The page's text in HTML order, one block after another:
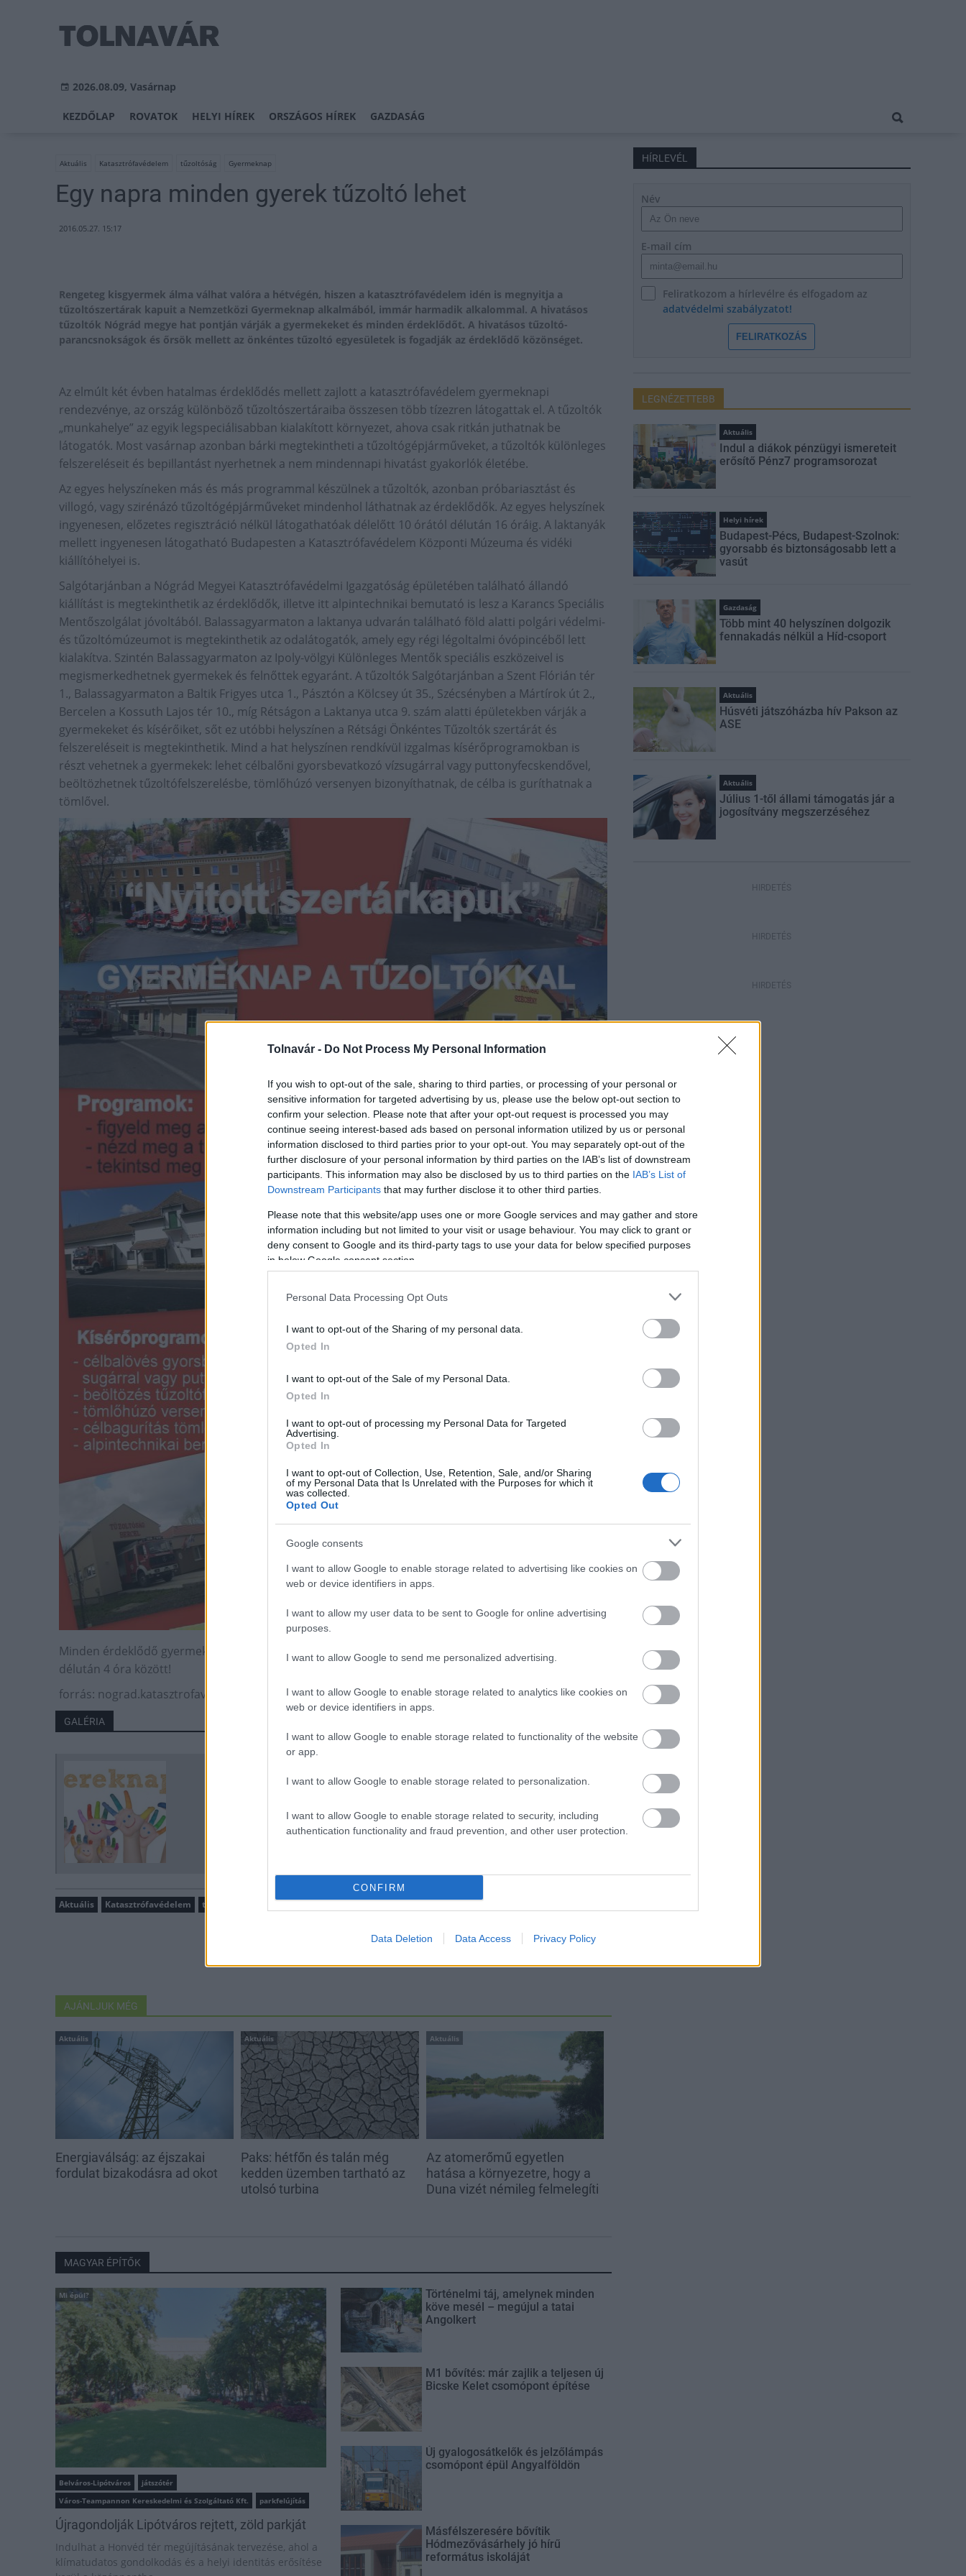
Tolnavár - Do Not Process My Personal Information
If you wish to opt-out of the sale, sharing to third parties, or processing of your personal or
sensitive information for targeted advertising by us, please use the below opt-out section to
confirm your selection. Please note that after your opt-out request is processed you may
continue seeing interest-based ads based on personal information utilized by us or personal
information disclosed to third parties prior to your opt-out. You may separately opt-out of the
further disclosure of your personal information by third parties on the IAB’s list of downstream
participants. This information may also be disclosed by us to third parties on the IAB’s List of
Downstream Participants that may further disclose it to other third parties.
Please note that this website/app uses one or more Google services and may gather and store
information including but not limited to your visit or usage behaviour. You may click to grant or
deny consent to Google and its third-party tags to use your data for below specified purposes
in below Google consent section.
Personal Data Processing Opt Outs
I want to opt-out of the Sharing of my personal data.
Opted In
I want to opt-out of the Sale of my Personal Data.
Opted In
I want to opt-out of processing my Personal Data for Targeted
Advertising.
Opted In
I want to opt-out of Collection, Use, Retention, Sale, and/or Sharing
of my Personal Data that Is Unrelated with the Purposes for which it
was collected.
Opted Out
Google consents
I want to allow Google to enable storage related to advertising like cookies on
web or device identifiers in apps.
I want to allow my user data to be sent to Google for online advertising
purposes.
I want to allow Google to send me personalized advertising.
I want to allow Google to enable storage related to analytics like cookies on
web or device identifiers in apps.
I want to allow Google to enable storage related to functionality of the website
or app.
I want to allow Google to enable storage related to personalization.
I want to allow Google to enable storage related to security, including
authentication functionality and fraud prevention, and other user protection.
CONFIRM
Data Deletion Data Access Privacy Policy
2026.08.09, Vasárnap
KEZDŐLAP ROVATOK HELYI HÍREK ORSZÁGOS HÍREK GAZDASÁG
Aktuális Katasztrófavédelem tűzoltóság Gyermeknap
Egy napra minden gyerek tűzoltó lehet
2016.05.27. 15:17
Rengeteg kisgyermek álma válhat valóra a hétvégén, hiszen a katasztrófavédelem idén is megnyitja a
tűzoltószertárak kapuit a Nemzetközi Gyermeknap alkalmából, immár harmadik alkalommal. A hivatásos
tűzoltók Nógrád megye hat pontján várják a gyermekeket és minden érdeklődőt. A hivatásos tűzoltó-
parancsnokságok és őrsök mellett az önkéntes tűzoltó egyesületek is fogadják az érdeklődő közönséget.
Az elmúlt két évben hatalmas érdeklődés mellett zajlott a katasztrófavédelem gyermeknapi
rendezvénye, az ország különböző tűzoltószertáraiba összesen több tízezren látogattak el. A tűzoltók
„munkahelye” az egyik legspeciálisabban kialakított környezet, ahova csak ritkán juthatnak be
látogatók. Most vasárnap azonban bárki megtekintheti a tűzoltógépjárműveket, a tűzoltók különleges
felszereléseit és bepillantást nyerhetnek a nem mindennapi hivatást gyakorlók életébe.
Az egyes helyszíneken más és más programmal készülnek a tűzoltók, azonban próbariasztást és
villogó, vagy szirénázó tűzoltógépjárműveket mindenhol láthatnak az érdeklődők. Az egyes helyszínek
ingyenesen, előzetes regisztráció nélkül látogathatóak délelőtt 10 órától délután 16 óráig. A laktanyák
mellett ingyenesen látogatható Budapesten a Katasztrófavédelem Központi Múzeuma és vidéki
kiállítóhelyei is.
Salgótarjánban a Nógrád Megyei Katasztrófavédelmi Igazgatóság épületében található állandó
kiállítást is megtekinthetik az érdeklődők, illetve itt alpintechnikai bemutató is lesz a Karancs Speciális
Mentőszolgálat jóvoltából. Balassagyarmaton a laktanya udvarán található föld alatti polgári védelmi-
és tűzoltómúzeumot is megtekinthetik az odalátogatók, amely egy régi légoltalmi óvópincéből lett
kialakítva. Szintén Balassagyarmaton az Ipoly-völgyi Különleges Mentők speciális eszközeivel is
megismerkedhetnek gyermekek és felnőttek egyaránt. A tűzoltók Salgótarjánban a Szent Flórián tér
1., Balassagyarmaton a Baltik Frigyes utca 1., Pásztón a Kölcsey út 35., Szécsényben a Mártírok út 2.,
Bercelen a Kossuth Lajos tér 10., míg Rétságon a Laktanya utca 9. szám alatti épületekben várják a
gyermekeket és kísérőiket, sőt ez utóbbi helyszínen a Rétsági Önkéntes Tűzoltók szertárát és
felszereléseit is megtekinthetik. Mind a hat helyszínen rendkívül izgalmas kísérőprogramokban is
részt vehetnek a gyermekek: lehet célbalőni gyorsbevatkozó vízsugárral vagy puttonyfecskendővel,
beöltözhetnek tűzoltófelszerelésbe, tömlőhúzó versenyen bizonyíthatnak, de célba is guríthatnak a
tömlővel.
Minden érdeklődő gyermeket és felnőttet szeretettel várnak a tűzoltók vasárnap délelőtt 10 és
délután 4 óra között!
forrás: nograd.katasztrofavedelem.hu
GALÉRIA
Aktuális Katasztrófavédelem tűzoltóság Gyermeknap
AJÁNLJUK MÉG
Aktuális
Energiaválság: az éjszakai
fordulat bizakodásra ad okot
Aktuális
Paks: hétfőn és talán még
kedden üzemben tartható az
utolsó turbina
Aktuális
Az atomerőmű egyetlen
hatása a környezetre, hogy a
Duna vizét némileg felmelegíti
MAGYAR ÉPÍTŐK
Mi épül?
Belváros-Lipótváros
játszótér
Város-Teampannon Kereskedelmi és Szolgáltató Kft.
parkfelújítás
Újragondolják Lipótváros rejtett, zöld parkját
Indulhat a Honvéd tér megújításának tervezése, ahol a
klímatudatos gondolkodás és a helyi identitás erősítése
Történelmi táj, amelynek minden
köve mesél – megújul a tatai
Angolkert
M1 bővítés: már zajlik a teljesen új
Bicske Kelet csomópont építése
Új gyalogosátkelők és jelzőlámpás
csomópont épül Angyalföldön
Másfélszeresére bővítik
Hódmezővásárhely jó hírű
református iskoláját
HÍRLEVÉL
Név
E-mail cím
Feliratkozom a hírlevélre és elfogadom az
adatvédelmi szabályzatot!
FELIRATKOZÁS
LEGNÉZETTEBB
Aktuális
Indul a diákok pénzügyi ismereteit
erősítő Pénz7 programsorozat
Helyi hírek
Budapest-Pécs, Budapest-Szolnok:
gyorsabb és biztonságosabb lett a
vasút
Gazdaság
Több mint 40 helyszínen dolgozik
fennakadás nélkül a Híd-csoport
Aktuális
Húsvéti játszóházba hív Pakson az
ASE
Aktuális
Július 1-től állami támogatás jár a
jogosítvány megszerzéséhez
HIRDETÉS
HIRDETÉS
HIRDETÉS